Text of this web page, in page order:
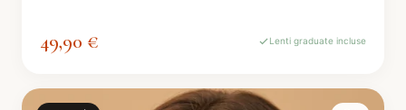
49,90 € Lenti graduate incluse